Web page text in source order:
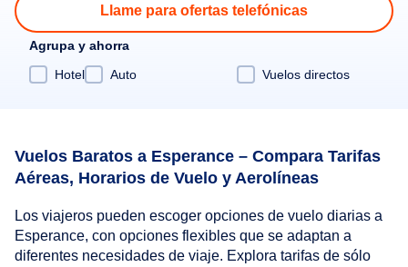
Llame para ofertas telefónicas
Agrupa y ahorra
Hotel
Auto Vuelos directos
Vuelos Baratos a Esperance – Compara Tarifas
Aéreas, Horarios de Vuelo y Aerolíneas
Los viajeros pueden escoger opciones de vuelo diarias a
Esperance, con opciones flexibles que se adaptan a
diferentes necesidades de viaje. Explora tarifas de sólo